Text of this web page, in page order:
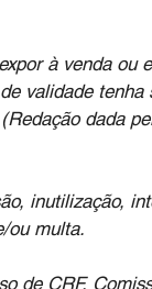
à venda ou
validade
dada
inutilização,
ou multa.
de CRF,